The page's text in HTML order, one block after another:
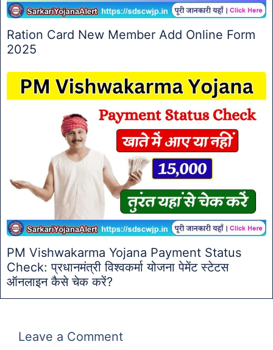
Ration Card New Member Add Online Form
2025
PM Vishwakarma Yojana Payment Status
Check: प्रधानमंत्री विश्वकर्मा योजना पेमेंट स्टेटस
ऑनलाइन कैसे चेक करें?
Leave a Comment